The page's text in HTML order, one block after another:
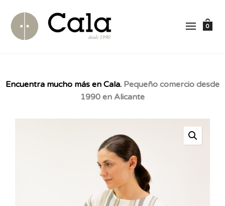
0
Encuentra mucho más en Cala. Pequeño comercio desde
1990 en Alicante